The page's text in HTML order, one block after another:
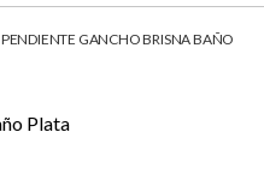
PENDIENTE GANCHO BRISNA BAÑO